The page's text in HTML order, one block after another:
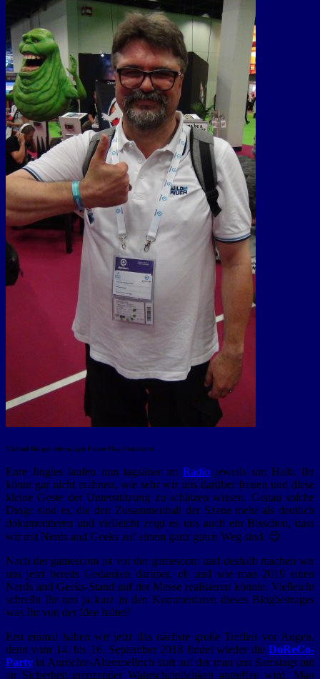
Michael Hengst (ehemaliger Power Play-Redakteur)
Eure Jingles laufen nun tagsüber imRadio jeweils um Halb. Ihr
könnt gar nicht erahnen, wie sehr wir uns darüber freuen und diese
kleine Geste der Unterstützung zu schätzen wissen. Genau solche
Dinge sind es, die den Zusammenhalt der Szene mehr als deutlich
dokumentieren und vielleicht zeigt es uns auch ein Bisschen, dass
wir mit Nerds and Geeks auf einem ganz guten Weg sind. 😉
Nach der gamescom ist vor der gamescom und deshalb machen wir
uns jetzt bereits Gedanken darüber, ob und wie man 2019 einen
Nerds and Geeks-Stand auf der Messe realisieren könnte. Vielleicht
schreibt Ihr uns ja kurz in den Kommentaren dieses Blogbeitrages
was Ihr von der Idee haltet?
Erst einmal haben wir jetzt das nächste große Treffen vor Augen,
denn vom 14. bis 16. September 2018 findet wieder die DoReCo-
Party in Anröchte-Altenmellrich statt auf der man uns Samstags mit
an Sicherheit grenzender Wahrscheinlichkeit antreffen wird. Man